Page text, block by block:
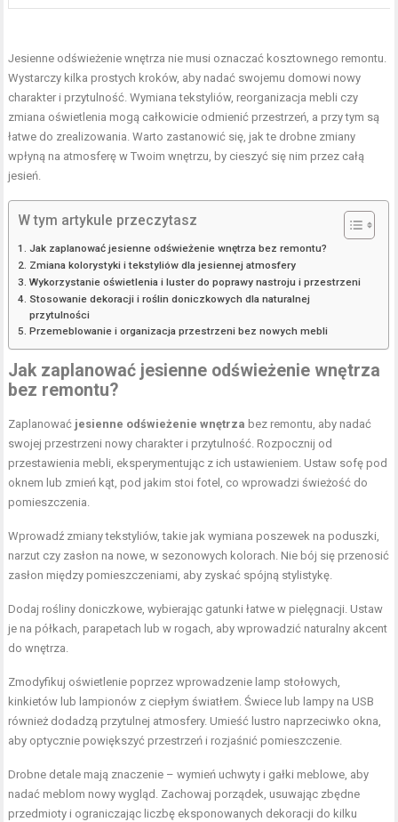
Jesienne odświeżenie wnętrza nie musi oznaczać kosztownego remontu.
Wystarczy kilka prostych kroków, aby nadać swojemu domowi nowy
charakter i przytulność.Wymiana tekstyliów, reorganizacja mebli czy
zmiana oświetlenia mogą całkowicie odmienić przestrzeń, a przy tym są
łatwe do zrealizowania. Warto zastanowić się, jak te drobne zmiany
wpłyną na atmosferę w Twoim wnętrzu, by cieszyć się nim przez całą
jesień.
W tym artykule przeczytasz
Jak zaplanować jesienne odświeżenie wnętrza bez remontu?
Zmiana kolorystyki i tekstyliów dla jesiennej atmosfery
Wykorzystanie oświetlenia i luster do poprawy nastroju i przestrzeni
Stosowanie dekoracji i roślin doniczkowych dla naturalnej
przytulności
Przemeblowanie i organizacja przestrzeni bez nowych mebli
Jak zaplanować jesienne odświeżenie wnętrza
bez remontu?
Zaplanować jesienne odświeżenie wnętrza bez remontu, aby nadać
swojej przestrzeni nowy charakter i przytulność. Rozpocznij od
przestawienia mebli, eksperymentując z ich ustawieniem. Ustaw sofę pod
oknem lub zmień kąt, pod jakim stoi fotel, co wprowadzi świeżość do
pomieszczenia.
Wprowadź zmiany tekstyliów, takie jak wymiana poszewek na poduszki,
narzut czy zasłon na nowe, w sezonowych kolorach. Nie bój się przenosić
zasłon między pomieszczeniami, aby zyskać spójną stylistykę.
Dodaj rośliny doniczkowe, wybierając gatunki łatwe w pielęgnacji. Ustaw
je na półkach, parapetach lub w rogach, aby wprowadzić naturalny akcent
do wnętrza.
Zmodyfikuj oświetlenie poprzez wprowadzenie lamp stołowych,
kinkietów lub lampionów z ciepłym światłem. Świece lub lampy na USB
również dodadzą przytulnej atmosfery. Umieść lustro naprzeciwko okna,
aby optycznie powiększyć przestrzeń i rozjaśnić pomieszczenie.
Drobne detale mają znaczenie – wymień uchwyty i gałki meblowe, aby
nadać meblom nowy wygląd. Zachowaj porządek, usuwając zbędne
przedmioty i ograniczając liczbę eksponowanych dekoracji do kilku